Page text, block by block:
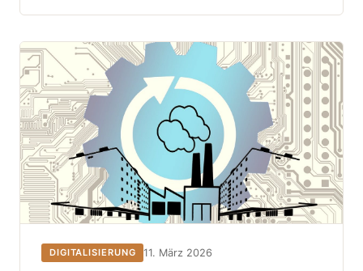
DIGITALISIERUNG 11. März 2026